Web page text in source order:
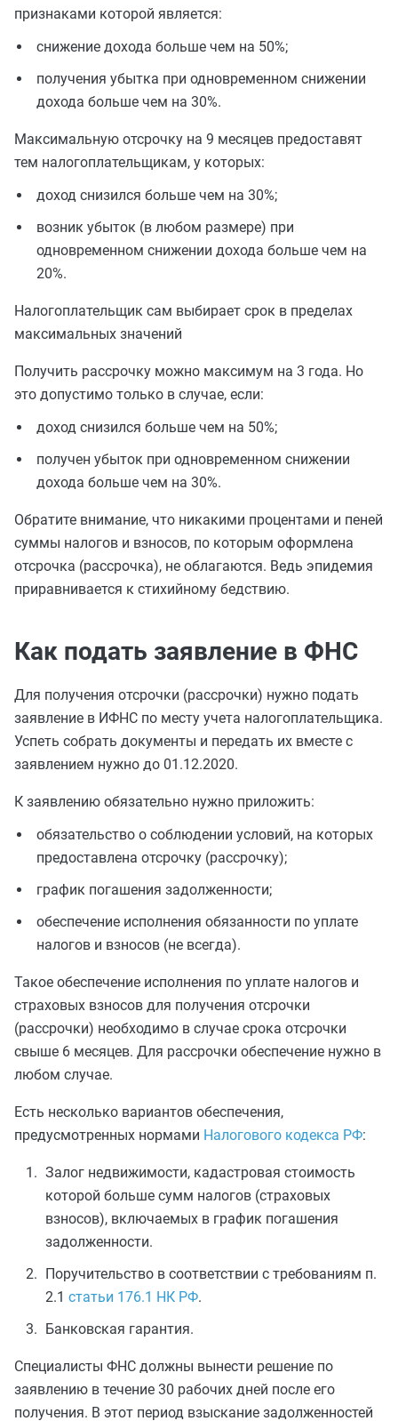
признаками которой является:
снижение дохода больше чем на 50%;
получения убытка при одновременном снижении
дохода больше чем на 30%.
Максимальную отсрочку на 9 месяцев предоставят
тем налогоплательщикам, у которых:
доход снизился больше чем на 30%;
возник убыток (в любом размере) при
одновременном снижении дохода больше чем на
20%.
Налогоплательщик сам выбирает срок в пределах
максимальных значений
Получить рассрочку можно максимум на 3 года. Но
это допустимо только в случае, если:
доход снизился больше чем на 50%;
получен убыток при одновременном снижении
дохода больше чем на 30%.
Обратите внимание, что никакими процентами и пеней
суммы налогов и взносов, по которым оформлена
отсрочка (рассрочка), не облагаются. Ведь эпидемия
приравнивается к стихийному бедствию.
Как подать заявление в ФНС
Для получения отсрочки (рассрочки) нужно подать
заявление в ИФНС по месту учета налогоплательщика.
Успеть собрать документы и передать их вместе с
заявлением нужно до 01.12.2020.
К заявлению обязательно нужно приложить:
обязательство о соблюдении условий, на которых
предоставлена отсрочку (рассрочку);
график погашения задолженности;
обеспечение исполнения обязанности по уплате
налогов и взносов (не всегда).
Такое обеспечение исполнения по уплате налогов и
страховых взносов для получения отсрочки
(рассрочки) необходимо в случае срока отсрочки
свыше 6 месяцев. Для рассрочки обеспечение нужно в
любом случае.
Есть несколько вариантов обеспечения,
предусмотренных нормами Налогового кодекса РФ:
Залог недвижимости, кадастровая стоимость
которой больше сумм налогов (страховых
взносов), включаемых в график погашения
задолженности.
Поручительство в соответствии с требованиям п.
2.1 статьи 176.1 НК РФ.
Банковская гарантия.
Специалисты ФНС должны вынести решение по
заявлению в течение 30 рабочих дней после его
получения. В этот период взыскание задолженностей